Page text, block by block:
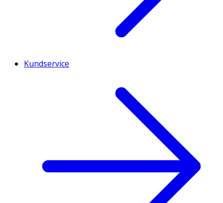
Kundservice